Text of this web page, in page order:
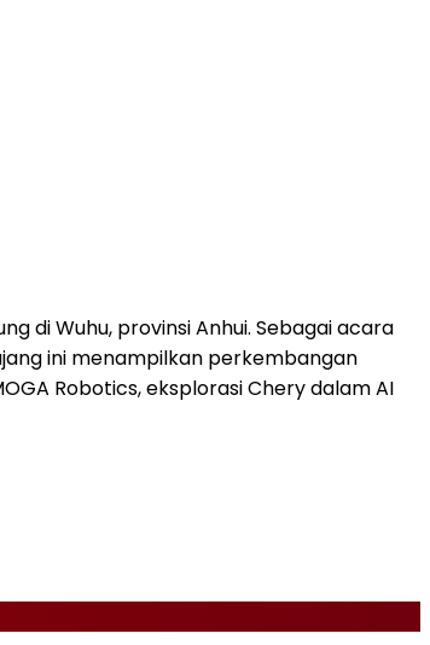
di Wuhu, provinsi Anhui. Sebagai acara
ini menampilkan perkembangan
Robotics, eksplorasi Chery dalam AI